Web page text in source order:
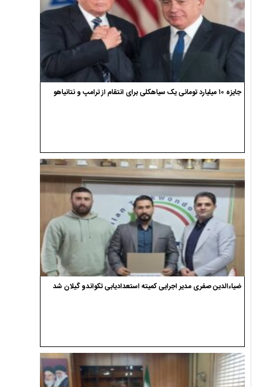
جایزه ۱۰ میلیارد تومانی یک سیاهکلی برای انتقام از ترامپ و نتانیاهو
ضیاءالدین صفری مدیر اجرایی کمیته استعدادیابی تکواندو گیلان شد